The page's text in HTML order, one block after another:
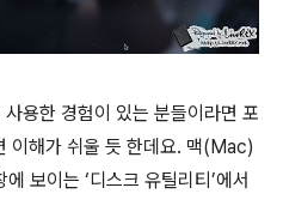
용한 경험이 있는 분들이라면 포
이해가 쉬울 듯 한데요. 맥(Mac)
보이는 ‘디스크 유틸리티’에서